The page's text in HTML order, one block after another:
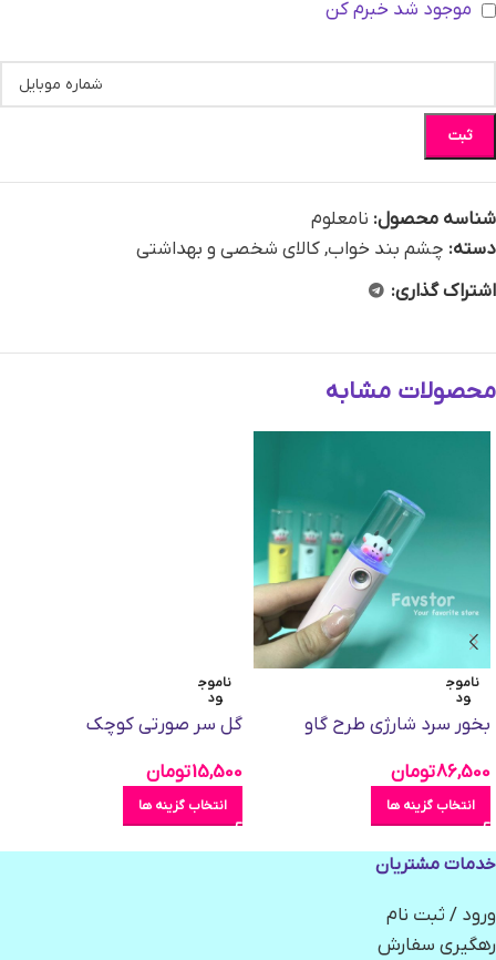
موجود شد خبرم کن
ثبت
شناسه محصول: نامعلوم
دسته: چشم بند خواب,کالای شخصی و بهداشتی
اشتراک گذاری:
محصولات مشابه
ناموج
ود
بخور سرد شارژی طرح گاو
86,500تومان
انتخاب گزینه ها
ناموج
ود
گل سر صورتی کوچک
15,500تومان
انتخاب گزینه ها
خدمات مشتریان
ورود / ثبت نام
رهگیری سفارش